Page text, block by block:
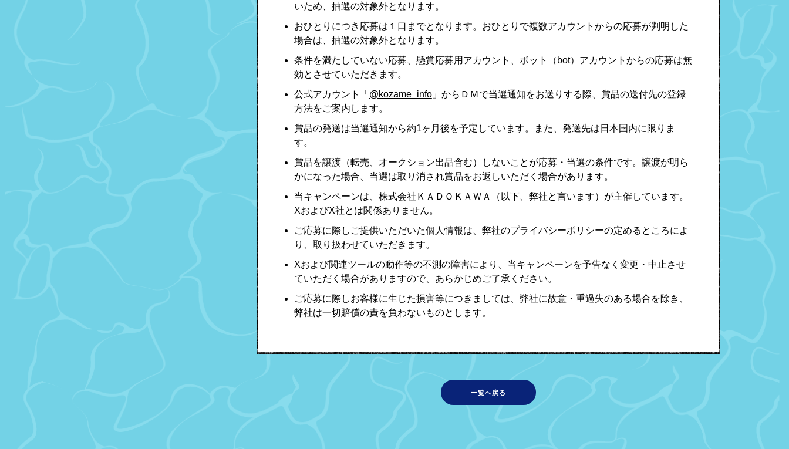
いため、抽選の対象外となります。
おひとりにつき応募は１口までとなります。おひとりで複数アカウントからの応募が判明した
場合は、抽選の対象外となります。
条件を満たしていない応募、懸賞応募用アカウント、ボット（bot）アカウントからの応募は無
効とさせていただきます。
公式アカウント「 @kozame_info」からＤＭで当選通知をお送りする際、賞品の送付先の登録
方法をご案内します。
賞品の発送は当選通知から約1ヶ月後を予定しています。また、発送先は日本国内に限りま
す。
賞品を譲渡（転売、オークション出品含む）しないことが応募・当選の条件です。譲渡が明ら
かになった場合、当選は取り消され賞品をお返しいただく場合があります。
当キャンペーンは、株式会社ＫＡＤＯＫＡＷＡ（以下、弊社と言います）が主催しています。
XおよびX社とは関係ありません。
ご応募に際しご提供いただいた個人情報は、弊社のプライバシーポリシーの定めるところによ
り、取り扱わせていただきます。
Xおよび関連ツールの動作等の不測の障害により、当キャンペーンを予告なく変更・中止させ
ていただく場合がありますので、あらかじめご了承ください。
ご応募に際しお客様に生じた損害等につきましては、弊社に故意・重過失のある場合を除き、
弊社は一切賠償の責を負わないものとします。
一覧へ戻る